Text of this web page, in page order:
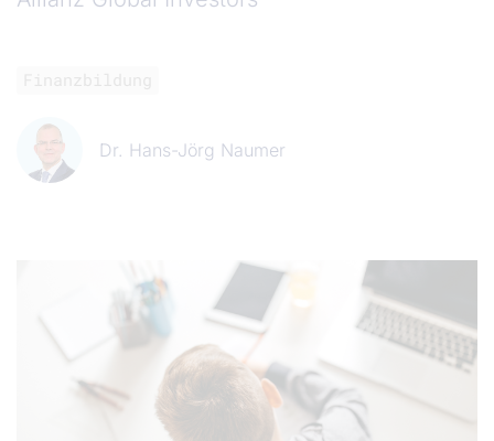
Dr. Hans-Jörg Naumer